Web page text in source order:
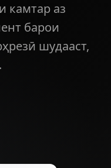
камтар аз
барои
шудааст,